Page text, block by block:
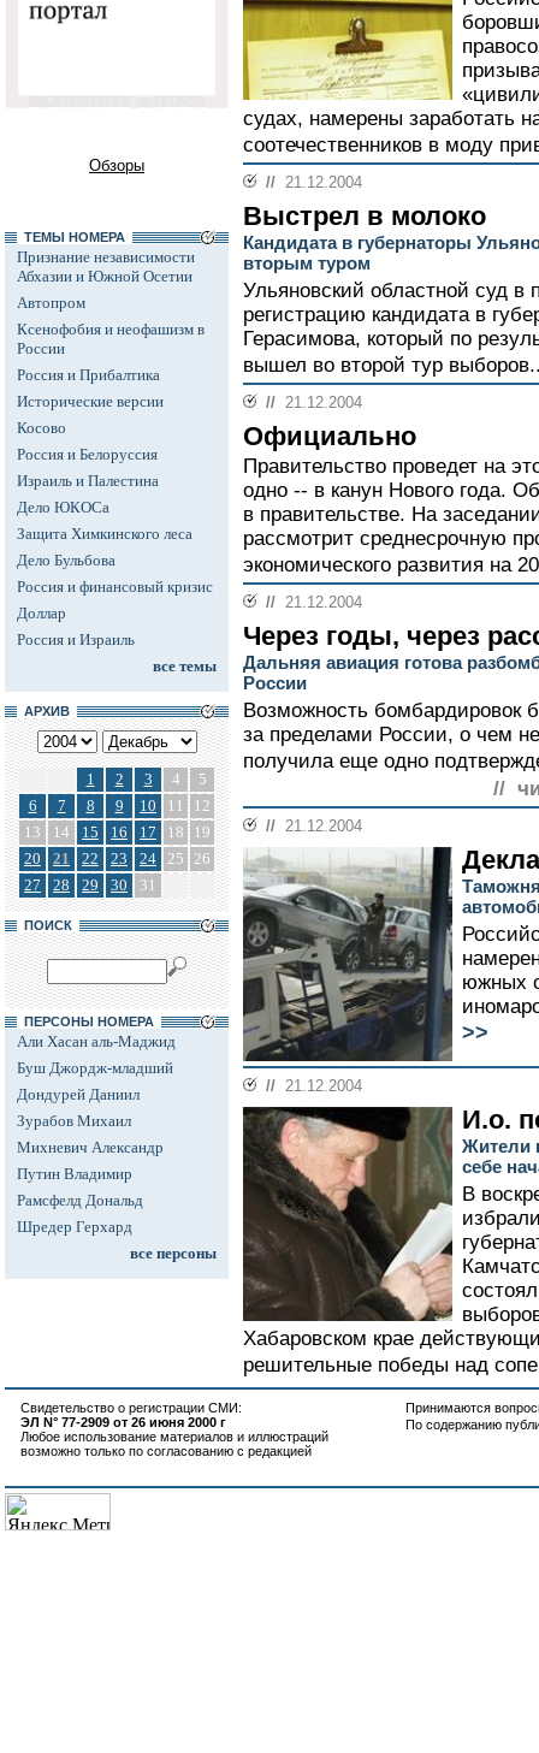
Обзоры
ТЕМЫ НОМЕРА
Признание независимости
Абхазии и Южной Осетии
Автопром
Ксенофобия и неофашизм в
России
Россия и Прибалтика
Исторические версии
Косово
Россия и Белоруссия
Израиль и Палестина
Дело ЮКОСа
Защита Химкинского леса
Дело Бульбова
Россия и финансовый кризис
Доллар
Россия и Израиль
все темы
АРХИВ
1 2 3 4
5
6
7 8 9 10 11
12
13
14 15 16 17 18
19
20
21 22 23 24 25 26
27
28 29 30 31
ПОИСК
ПЕРСОНЫ НОМЕРА
Али Хасан аль-Маджид
Буш Джордж-младший
Дондурей Даниил
Зурабов Михаил
Михневич Александр
Путин Владимир
Рамсфелд Дональд
Шредер Герхард
все персоны
судах, намерены заработать
соотечественников в моду
// 21.12.2004
Выстрел в молоко
Кандидата в губернаторы
вторым туром
Ульяновский областной суд в
регистрацию кандидата в
Герасимова, который по
вышел во второй тур
// 21.12.2004
Официально
Правительство проведет на
одно -- в канун Нового года.
в правительстве. На
рассмотрит среднесрочную
экономического развития на
// 21.12.2004
Через годы, через
Дальняя авиация готова
России
Возможность бомбардировок
за пределами России, о чем
получила еще одно
//
// 21.12.2004
южных
>>
// 21.12.2004
И.о.
Жители
себе
В
Хабаровском крае
решительные победы над
Свидетельство о регистрации СМИ:
ЭЛ N° 77-2909 от 26 июня 2000 г
Любое использование материалов и иллюстраций
возможно только по согласованию с редакцией
Принимаются
По содержанию